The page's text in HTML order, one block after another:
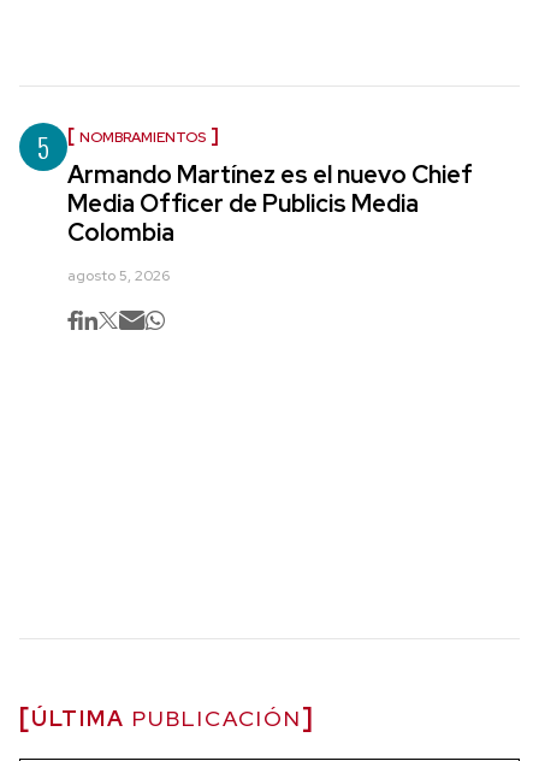
5 NOMBRAMIENTOS
Armando Martínez es el nuevo Chief
Media Officer de Publicis Media
Colombia
agosto 5, 2026
ÚLTIMA PUBLICACIÓN